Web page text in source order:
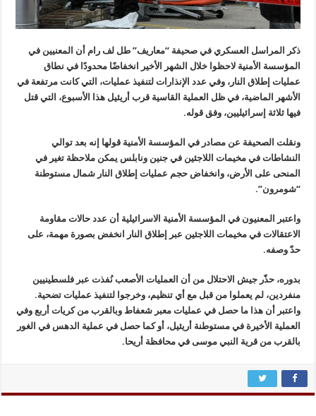
ذكر المراسل العسكري في صحيفة “معاريف” طل لف رام أن المعنيين في
المؤسسة الأمنية لاحظوا خلال الشهر الأخير انخفاضًا محدودًا في نطاق
عمليات إطلاق النار، وفي عدد الإنذارات لتنفيذ عمليات، التي كانت مرتفعة في
الأشهر الماضية، في ظل العملية القاسية قرب أريئيل هذا الأسبوع، التي قتل
فيها ثلاثة إسرائيليين، وفق قوله.
ونقلت الصحيفة عن مصادر في المؤسسة الأمنية قولها إنه بعد توالي
النشاطات في مخيمات اللاجئين في جنين ونابلس يمكن ملاحظة تغير في
المنحى على الأرض، وانخفاض حجم عمليات إطلاق النار شمال مستوطنة
“شومرون”.
واعتبر المعنيون في المؤسسة الأمنية الاسرائيلية أن عدد حالات مقاومة
الاعتقالات في مخيمات اللاجئين عبر إطلاق النار انخفض بصورة مهمة، على
حدّ وصفه.
بدوره، حذّر جيش الاحتلال من أن العمليات الأصعب نُفذت عبر فلسطينيين
منفردين، لم يعملوا من قبل مع أي تنظيم، وخرجوا لتنفيذ عمليات تضحية.
واعتبر أن هذا ما حصل في عمليات معبر شعفاط وبالقرب من كريات أربع وفي
العملية الأخيرة في مستوطنة أريئيل، أو كما حصل في عملية الدهس في الغور
بالقرب من قرية النبي موسى في محافظة أريحا.